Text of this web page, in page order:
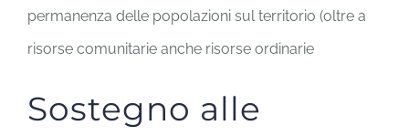
permanenza delle popolazioni sul territorio (oltre a
risorse comunitarie anche risorse ordinarie
Sostegno alle